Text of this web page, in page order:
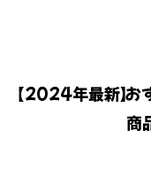
【2024年最新】お
商